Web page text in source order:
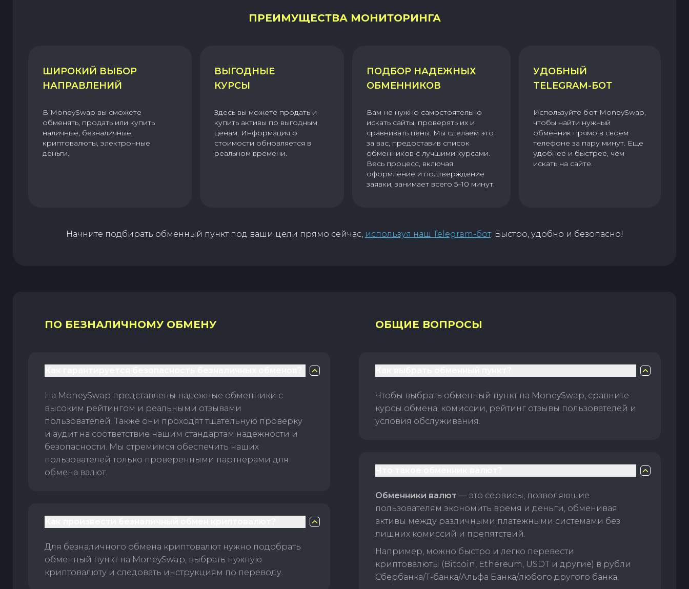
ПРЕИМУЩЕСТВА МОНИТОРИНГА
ШИРОКИЙ ВЫБОР
НАПРАВЛЕНИЙ
В MoneySwap вы сможете
обменять, продать или купить
наличные, безналичные,
криптовалюты, электронные
деньги.
ВЫГОДНЫЕ
КУРСЫ
Здесь вы можете продать и
купить активы по выгодным
ценам. Информация о
стоимости обновляется в
реальном времени.
ПОДБОР НАДЕЖНЫХ
ОБМЕННИКОВ
Вам не нужно самостоятельно
искать сайты, проверять их и
сравнивать цены. Мы сделаем это
за вас, предоставив список
обменников с лучшими курсами.
Весь процесс, включая
оформление и подтверждение
заявки, занимает всего 5–10 минут.
УДОБНЫЙ
TELEGRAM-БОТ
Используйте бот MoneySwap,
чтобы найти нужный
обменник прямо в своем
телефоне за пару минут. Еще
удобнее и быстрее, чем
искать на сайте.
Начните подбирать обменный пункт под ваши цели прямо сейчас, используя наш Telegram-бот. Быстро, удобно и безопасно!
ПО БЕЗНАЛИЧНОМУ ОБМЕНУ
На MoneySwap представлены надежные обменники с
высоким рейтингом и реальными отзывами
пользователей. Также они проходят тщательную проверку
и аудит на соответствие нашим стандартам надежности и
безопасности. Мы стремимся обеспечить наших
пользователей только проверенными партнерами для
обмена валют.
Для безналичного обмена криптовалют нужно подобрать
обменный пункт на MoneySwap, выбрать нужную
криптовалюту и следовать инструкциям по переводу.
ОБЩИЕ ВОПРОСЫ
Чтобы выбрать обменный пункт на MoneySwap, сравните
курсы обмена, комиссии, рейтинг отзывы пользователей и
условия обслуживания.
Обменники валют — это сервисы, позволяющие
пользователям экономить время и деньги, обменивая
активы между различными платежными системами без
лишних комиссий и препятствий.
Например, можно быстро и легко перевести
криптовалюты (Bitcoin, Ethereum, USDT и другие) в рубли
Сбербанка/Т-банка/Альфа Банка/любого другого банка.